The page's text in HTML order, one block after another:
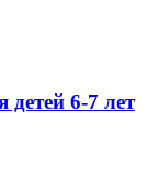
6-7 лет